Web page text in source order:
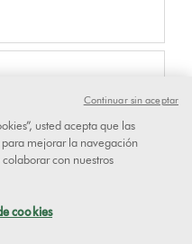
usted acepta que las
mejorar la navegación
con nuestros
cookies
Continuar sin aceptar